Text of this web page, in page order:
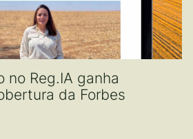
Reg.IA ganha
da Forbes